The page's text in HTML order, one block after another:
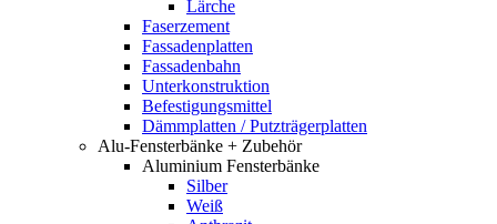
Lärche
Faserzement
Fassadenplatten
Fassadenbahn
Unterkonstruktion
Befestigungsmittel
Dämmplatten / Putzträgerplatten
Alu-Fensterbänke + Zubehör
Aluminium Fensterbänke
Silber
Weiß